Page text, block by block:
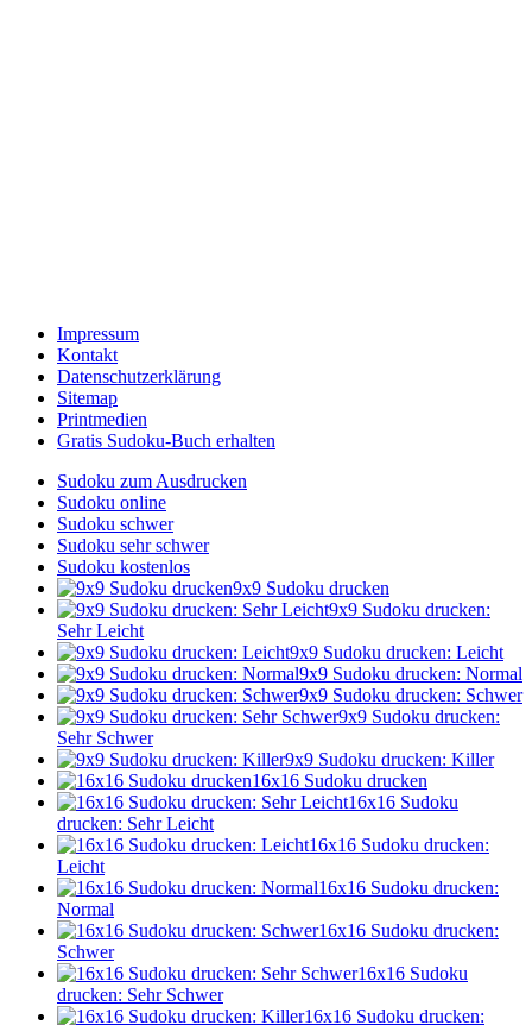
Impressum
Kontakt
Datenschutzerklärung
Sitemap
Printmedien
Gratis Sudoku-Buch erhalten
Sudoku zum Ausdrucken
Sudoku online
Sudoku schwer
Sudoku sehr schwer
Sudoku kostenlos
9x9 Sudoku drucken
9x9 Sudoku drucken:
Sehr Leicht
9x9 Sudoku drucken: Leicht
9x9 Sudoku drucken: Normal
9x9 Sudoku drucken: Schwer
9x9 Sudoku drucken:
Sehr Schwer
9x9 Sudoku drucken: Killer
16x16 Sudoku drucken
16x16 Sudoku
drucken: Sehr Leicht
16x16 Sudoku drucken:
Leicht
16x16 Sudoku drucken:
Normal
16x16 Sudoku drucken:
Schwer
16x16 Sudoku
drucken: Sehr Schwer
16x16 Sudoku drucken: